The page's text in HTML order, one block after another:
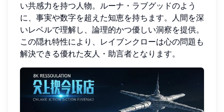
い共感力を持つ人物。ルーナ・ラブグッドのよう
に、事実や数字を超えた知恵を持ちます。人間を深
いレベルで理解し、論理的かつ優しい洞察を提供。
この隠れ特性により、レイブンクローは心の問題も
解決できる優れた友人・助言者となります。